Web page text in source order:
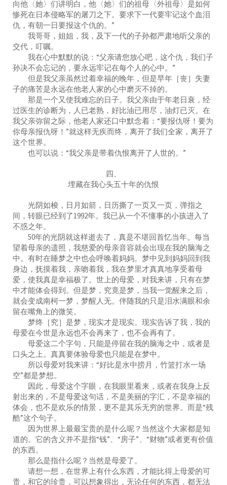
向他〈她〉们讲明白，他〈她〉们的祖母〈外祖母〉是如何
惨死在日本侵略军的屠刀之下。要求下一代要牢记这个血泪
仇，有朝一日要报这个仇的。”
我哥哥，姐姐，我，及下一代的子孙都严肃地听父亲的
交代，叮嘱。
我在心中默默的说：“父亲请您放心吧，这个仇，我们子
孙决不会忘记的，要永远牢记在每个人的心中。”
但是我父亲虽然过着幸福的晚年，但是早年［丧］失妻
子的痛苦是永远在他老人家的心中磨灭不掉的。
那是一个又使我难忘的日子。我父亲由于年老日衰，经
过医生的诊断为，人已老熟，好比油已用尽，油灯已灭。在
我父亲弥留之际，他老人家还口中默念着：“要报仇呀！要为
你母亲报仇呀！”就这样无疾而终，离开了我们全家，离开了
这个世界。
也可以说：“我父亲是带着仇恨离开了人世的。”
四、
埋藏在我心头五十年的仇恨
光阴如梭，日月如箭，日历撕了一页又一页，弹指之
间，转眼已经到了1992年。我已从一个不懂事的小孩进入了
不惑之年。
50年的光阴就这样逝去了，真是不堪回首忆当年。每当
望着母亲的遗照，我慈爱的母亲音容就会出现在我的脑海之
中。有时在睡梦之中也会呼唤着妈妈。梦中见到妈妈回到我
身边，抚摸着我，亲吻着我，我在梦里才真真地享受着母
爱，使我真是幸福极了。世上的母爱，对我来讲，只有在梦
中才能体会得到。但是梦，究竟是梦，当我一觉醒来之后，
就会变成南柯一梦，梦醒人无。伴随我的只是泪水满眼和余
留在嘴角上的微笑。
梦终［究］是梦，现实才是现实。现实告诉了我，我的
母爱在今世是永远也不会再来了，也不会再有了。
母爱这二个字句，只能是停留在我的脑海之中，或者是
口头之上。真真要体验母爱也只能是在梦中。
所以母爱对我来讲：“好比是水中捞月，竹篮打水一场
空”都是梦想。
因此，母爱这个字眼，在我眼里看来，或者在我身上反
射出来的，不是母爱这句话，不是美丽的字汇，不是幸福的
体会，也不是欢乐的情景，更不是其乐无穷的世界。而是“残
酷”这个句子。
因为世界上最最宝贵的是什么呢？当然这个大家都是知
道的。它的含义并不是指“钱”、“房子”、“财物”或者更有价值
的东西。
那么是指什么呢？当然是母爱了。
请想一想，在世界上有什么东西，才能比得上母爱的可
贵，和它的珍贵，可以想象得出，无论任何的东西，都无法